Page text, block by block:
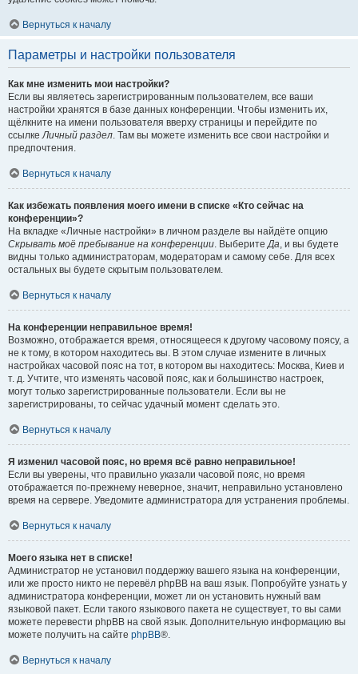
Вернуться к началу
Параметры и настройки пользователя
Как мне изменить мои настройки?
Если вы являетесь зарегистрированным пользователем, все ваши
настройки хранятся в базе данных конференции. Чтобы изменить их,
щёлкните на имени пользователя вверху страницы и перейдите по
ссылкеЛичный раздел. Там вы можете изменить все свои настройки и
предпочтения.
Вернуться к началу
Как избежать появления моего имени в списке «Кто сейчас на
конференции»?
На вкладке «Личные настройки» в личном разделе вы найдёте опцию
Скрывать моё пребывание на конференции. ВыберитеДа, и вы будете
видны только администраторам, модераторам и самому себе. Для всех
остальных вы будете скрытым пользователем.
Вернуться к началу
На конференции неправильное время!
Возможно, отображается время, относящееся к другому часовому поясу, а
не к тому, в котором находитесь вы. В этом случае измените в личных
настройках часовой пояс на тот, в котором вы находитесь: Москва, Киев и
т. д. Учтите, что изменять часовой пояс, как и большинство настроек,
могут только зарегистрированные пользователи. Если вы не
зарегистрированы, то сейчас удачный момент сделать это.
Вернуться к началу
Я изменил часовой пояс, но время всё равно неправильное!
Если вы уверены, что правильно указали часовой пояс, но время
отображается по-прежнему неверное, значит, неправильно установлено
время на сервере. Уведомите администратора для устранения проблемы.
Вернуться к началу
Моего языка нет в списке!
Администратор не установил поддержку вашего языка на конференции,
или же просто никто не перевёл phpBB на ваш язык. Попробуйте узнать у
администратора конференции, может ли он установить нужный вам
языковой пакет. Если такого языкового пакета не существует, то вы сами
можете перевести phpBB на свой язык. Дополнительную информацию вы
можете получить на сайте phpBB®.
Вернуться к началу